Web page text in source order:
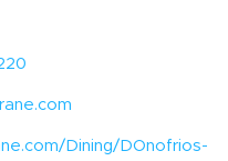
Dining/DOnofrios-